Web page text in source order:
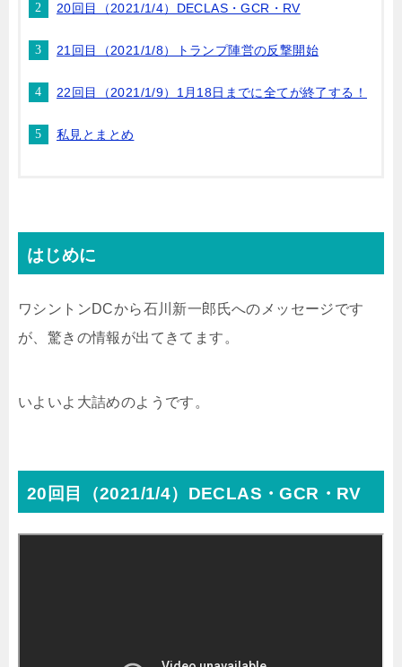
20回目（2021/1/4）DECLAS・GCR・RV
21回目（2021/1/8）トランプ陣営の反撃開始
22回目（2021/1/9）1月18日までに全てが終了する！
私見とまとめ
はじめに
ワシントンDCから石川新一郎氏へのメッセージです
が、驚きの情報が出てきてます。
いよいよ大詰めのようです。
20回目（2021/1/4）DECLAS・GCR・RV